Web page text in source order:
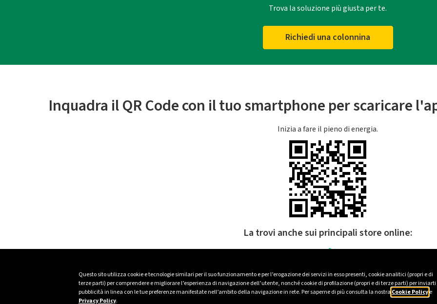
Questo sito utilizza cookie e tecnologie similari per il suo funzionamento e per l’erogazione dei servizi in esso presenti, cookie analitici (propri e di
terze parti) per comprendere e migliorare l’esperienza di navigazione dell’utente, nonché cookie di profilazione (propri e di terze parti) per inviarti
pubblicità in linea con le tue preferenze manifestate nell’ambito della navigazione in rete. Per saperne di più consulta la nostra Cookie Policye
Privacy Policy.
Trova la soluzione più giusta per te.
Richiedi una colonnina
Inquadra il QR Code con il tuo smartphone per scaricare
Inizia a fare il pieno di energia.
La trovi anche sui principali store online: